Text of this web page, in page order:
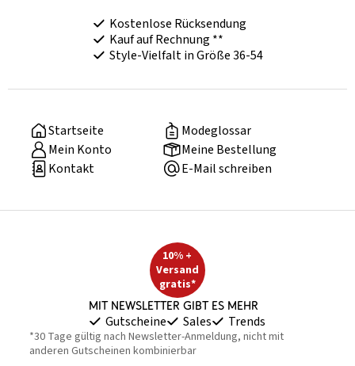
Kostenlose Rücksendung
Kauf auf Rechnung **
Style-Vielfalt in Größe 36-54
Startseite
Modeglossar
Mein Konto
Meine Bestellung
Kontakt
E-Mail schreiben
10% +
Versand
gratis*
Mit Newsletter gibt es mehr
Gutscheine Sales Trends
*30 Tage gültig nach Newsletter-Anmeldung, nicht mit
anderen Gutscheinen kombinierbar